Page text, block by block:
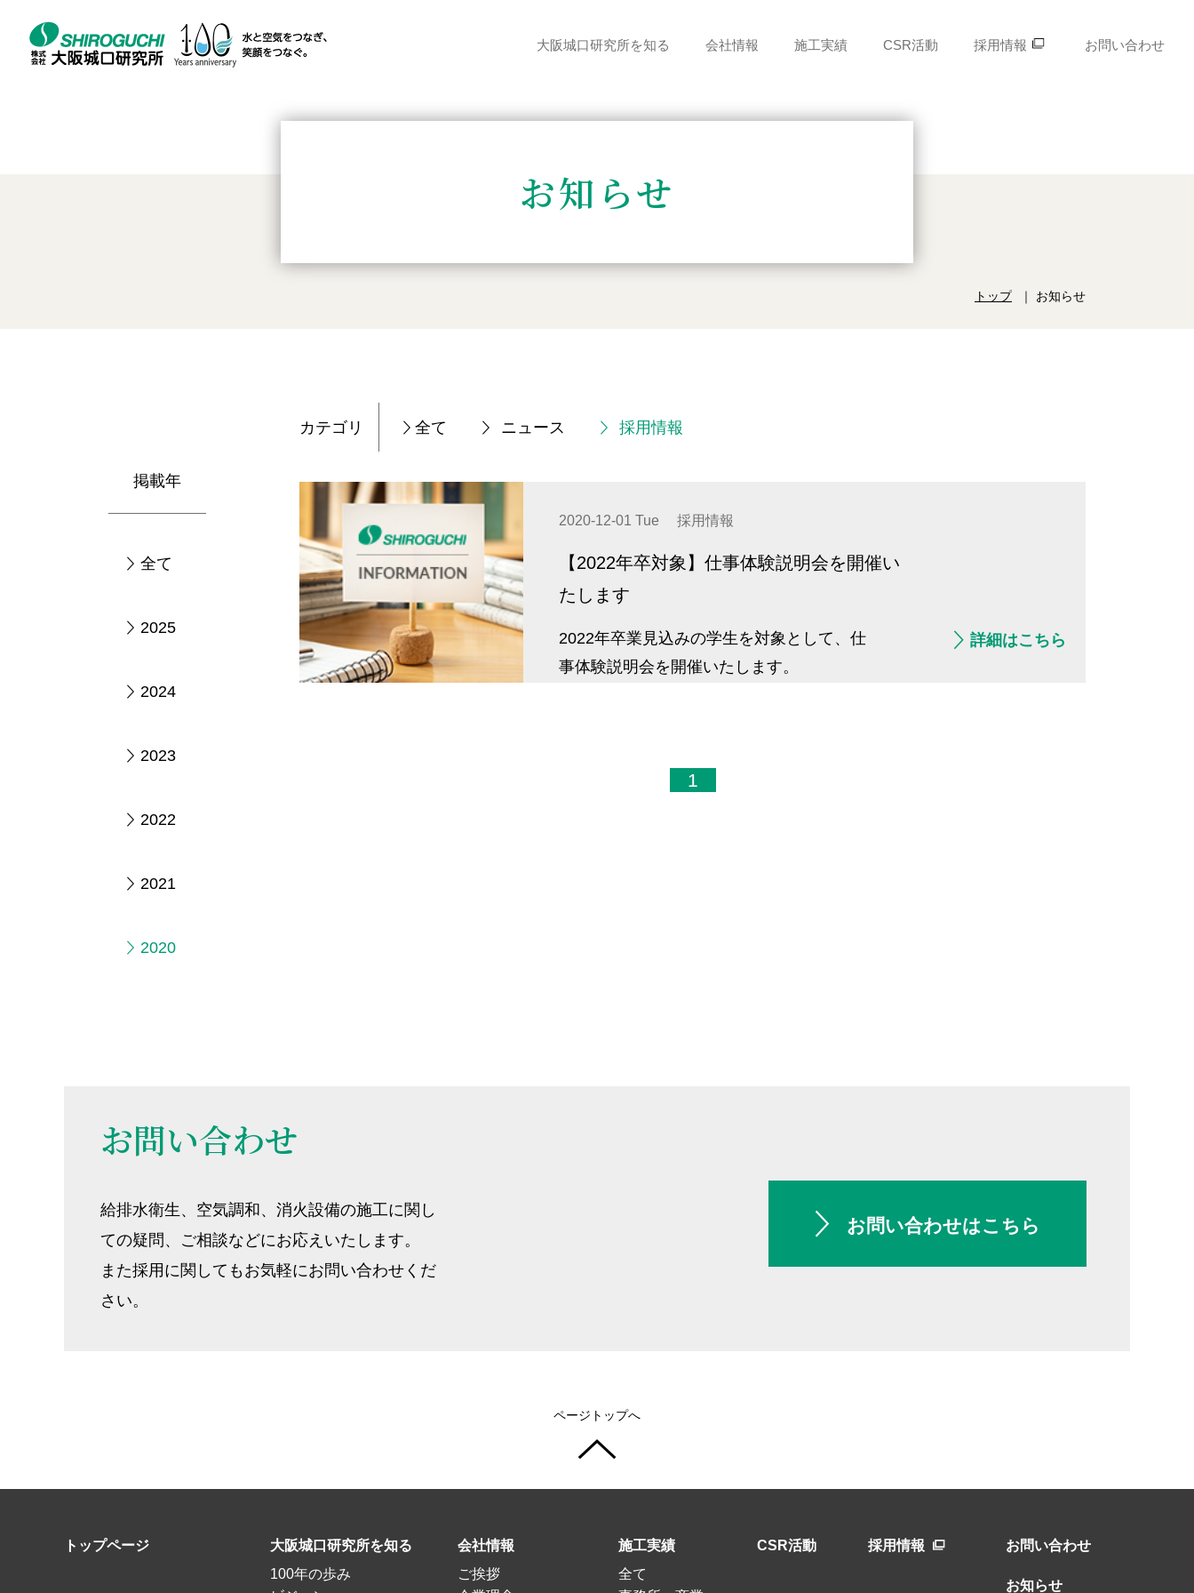
大阪城口研究所を知る 会社情報 施工実績 CSR活動 採用情報 お問い合わせ
お知らせ
トップ お知らせ
カテゴリ 全て ニュース 採用情報
2020-12-01 Tue 採用情報
【2022年卒対象】仕事体験説明会を開催い
たします
2022年卒業見込みの学生を対象として、仕
事体験説明会を開催いたします。
詳細はこちら
1
掲載年
全て
2025
2024
2023
2022
2021
2020
お問い合わせ
給排水衛生、空気調和、消火設備の施工に関し
ての疑問、ご相談などにお応えいたします。
また採用に関してもお気軽にお問い合わせくだ
さい。
お問い合わせはこちら
ページトップへ
トップページ
大阪城口研究所を知る
100年の歩み
会社情報
ご挨拶
施工実績
全て
CSR活動 採用情報 お問い合わせ
お知らせ